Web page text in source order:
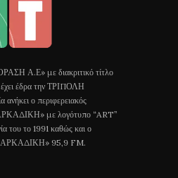
Α.Ε» με διακριτικό τίτλο
έδρα την ΤΡΙΠΟΛΗ
ο περιφερειακός
με λογότυπο “ART”
του το 1991 καθώς και ο
«ΑΡΚΑΔΙΚΗ» 95,9 FM.